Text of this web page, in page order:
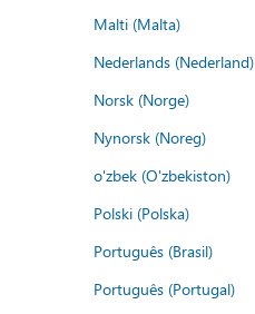
Malti (Malta)
Nederlands (Nederland)
Norsk (Norge)
Nynorsk (Noreg)
o'zbek (O'zbekiston)
Polski (Polska)
Português (Brasil)
Português (Portugal)